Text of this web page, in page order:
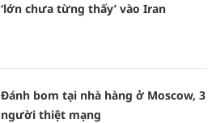
‘lớn chưa từng thấy’ vào Iran
Đánh bom tại nhà hàng ở Moscow, 3
người thiệt mạng